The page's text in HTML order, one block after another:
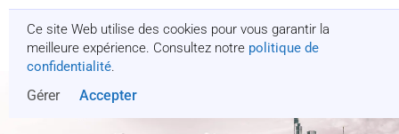
Ce site Web utilise des cookies pour vous garantir la
meilleure expérience. Consultez notre politique de
confidentialité.
Gérer Accepter
Obtenez un devis